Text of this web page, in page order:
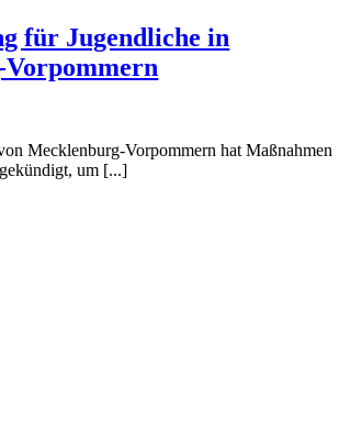
für Jugendliche in
Mecklenburg-Vorpommern hat Maßnahmen
um [...]